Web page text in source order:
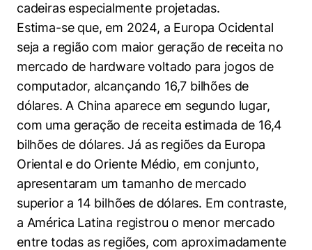
cadeiras especialmente projetadas.
Estima-se que, em 2024, a Europa Ocidental
seja a região com maior geração de receita no
mercado de hardware voltado para jogos de
computador, alcançando 16,7 bilhões de
dólares. A China aparece em segundo lugar,
com uma geração de receita estimada de 16,4
bilhões de dólares. Já as regiões da Europa
Oriental e do Oriente Médio, em conjunto,
apresentaram um tamanho de mercado
superior a 14 bilhões de dólares. Em contraste,
a América Latina registrou o menor mercado
entre todas as regiões, com aproximadamente